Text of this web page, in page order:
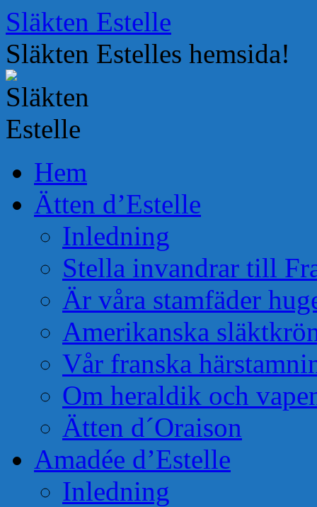
Hoppa
till
innehåll
Släkten Estelle
Släkten Estelles hemsida!
Hem
Ätten d’Estelle
Inledning
Stella invandrar till
Är våra stamfäder
Amerikanska
Vår franska
Om heraldik och
Ätten d´Oraison
Amadée d’Estelle
Inledning